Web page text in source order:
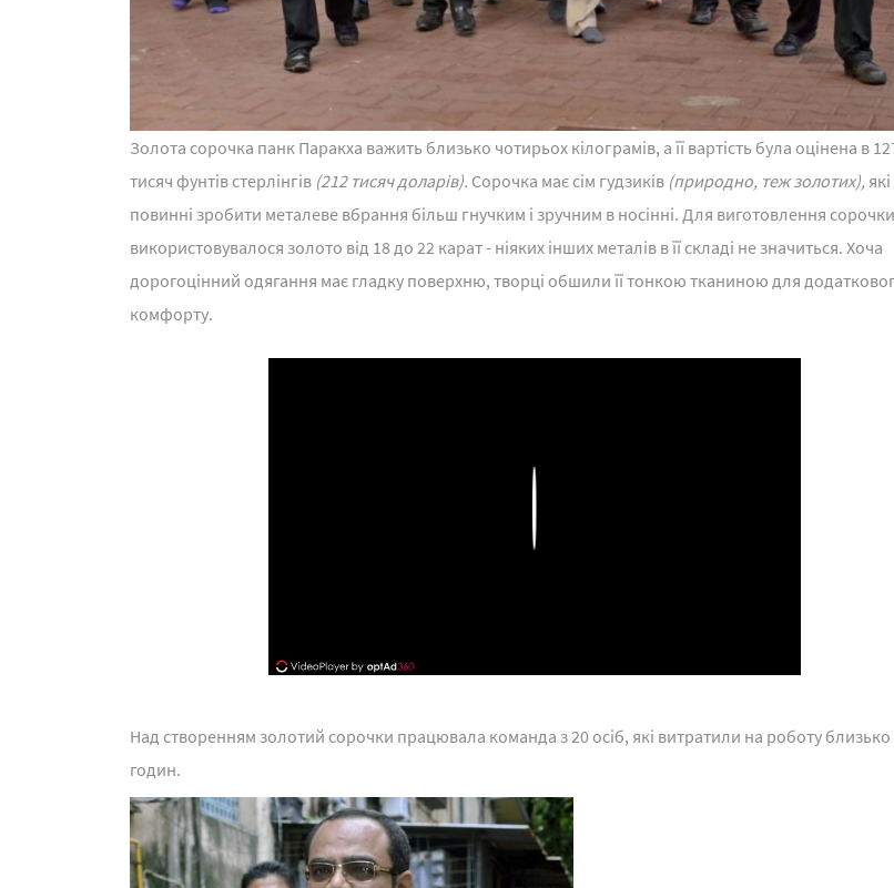
Золота сорочка панк Паракха важить близько чотирьох кілограмів, а її вартість була оцінена в
тисяч фунтів стерлінгів (212 тисяч доларів). Сорочка має сім гудзиків (природно, теж золотих), які
повинні зробити металеве вбрання більш гнучким і зручним в носінні. Для виготовлення сорочки
використовувалося золото від 18 до 22 карат - ніяких інших металів в її складі не значиться. Хоча
дорогоцінний одягання має гладку поверхню, творці обшили її тонкою тканиною для
комфорту.
Над створенням золотий сорочки працювала команда з 20 осіб, які витратили на роботу близько
годин.